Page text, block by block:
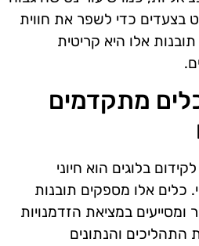
בצעדים כדי לשפר את חווית
אלו היא קריטית
מתקדמים
בלוגים הוא חיוני
כלים אלו מספקים תובנות
ומסייעים במציאת הזדמנויות
התהליכים והנתונים